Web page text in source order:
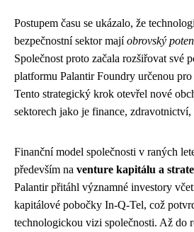
Postupem času se ukázalo, že
bezpečnostní sektor mají obrovský
Společnost proto začala rozšiřovat své
platformu Palantir Foundry určenou
Tento strategický krok otevřel nové
sektorech jako je finance, zdravotnictví,
Finanční model společnosti v raných
především na venture kapitálu a
Palantir přitáhl významné investory
kapitálové pobočky In-Q-Tel, což
technologickou vizi společnosti. Až do